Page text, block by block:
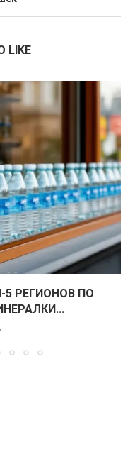
LIKE
РЕГИОНОВ ПО